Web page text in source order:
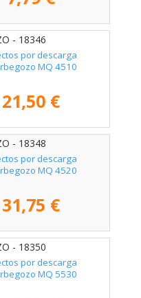
- 18346
por descarga
MQ 4510
21,50 €
- 18348
por descarga
MQ 4520
31,75 €
- 18350
por descarga
MQ 5530